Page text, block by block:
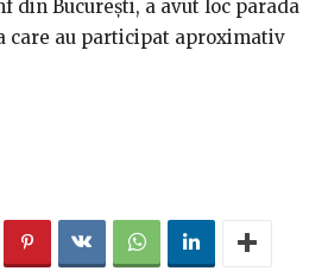
din București, a avut loc parada
care au participat aproximativ